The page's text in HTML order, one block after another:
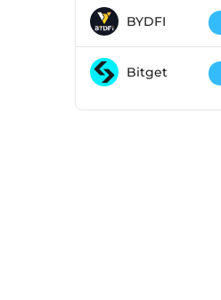
BYDFI
Bitget